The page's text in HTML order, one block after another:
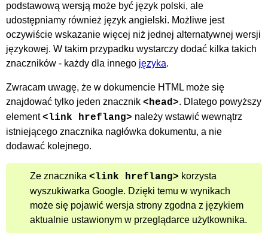
podstawową wersją może być język polski, ale
udostępniamy również język angielski. Możliwe jest
oczywiście wskazanie więcej niż jednej alternatywnej wersji
językowej. W takim przypadku wystarczy dodać kilka takich
znaczników - każdy dla innego języka.
Zwracam uwagę, że w dokumencie HTML może się
znajdować tylko jeden znacznik <head>. Dlatego powyższy
element<link hreflang> należy wstawić wewnątrz
istniejącego znacznika nagłówka dokumentu, a nie
dodawać kolejnego.
Ze znacznika <link hreflang> korzysta
wyszukiwarka Google. Dzięki temu w wynikach
może się pojawić wersja strony zgodna z językiem
aktualnie ustawionym w przeglądarce użytkownika.